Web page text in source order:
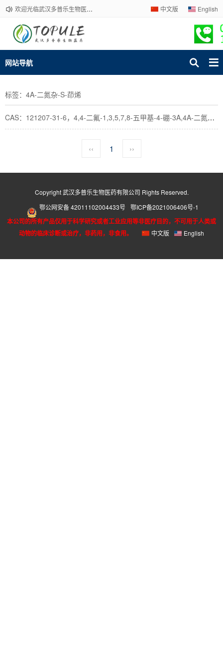
欢迎光临武汉多普乐生物医药有限公司官网！下单请咨询客服，我们热情为您服务！ 中文版 English
网站导航
标签：4A-二氮杂-S-茚烯
CAS：121207-31-6，4,4-二氟-1,3,5,7,8-五甲基-4-硼-3A,4A-二氮杂-S-茚烯
‹‹ 1 ››
Copyright 武汉多普乐生物医药有限公司 Rights Reserved.
鄂公网安备 42011102004433号 鄂ICP备2021006406号-1
本公司的所有产品仅用于科学研究或者工业应用等非医疗目的，不可用于人类或
动物的临床诊断或治疗，非药用，非食用。
中文版 English